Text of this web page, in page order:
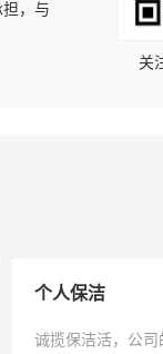
，与
关
个人保洁
诚揽保洁活，公